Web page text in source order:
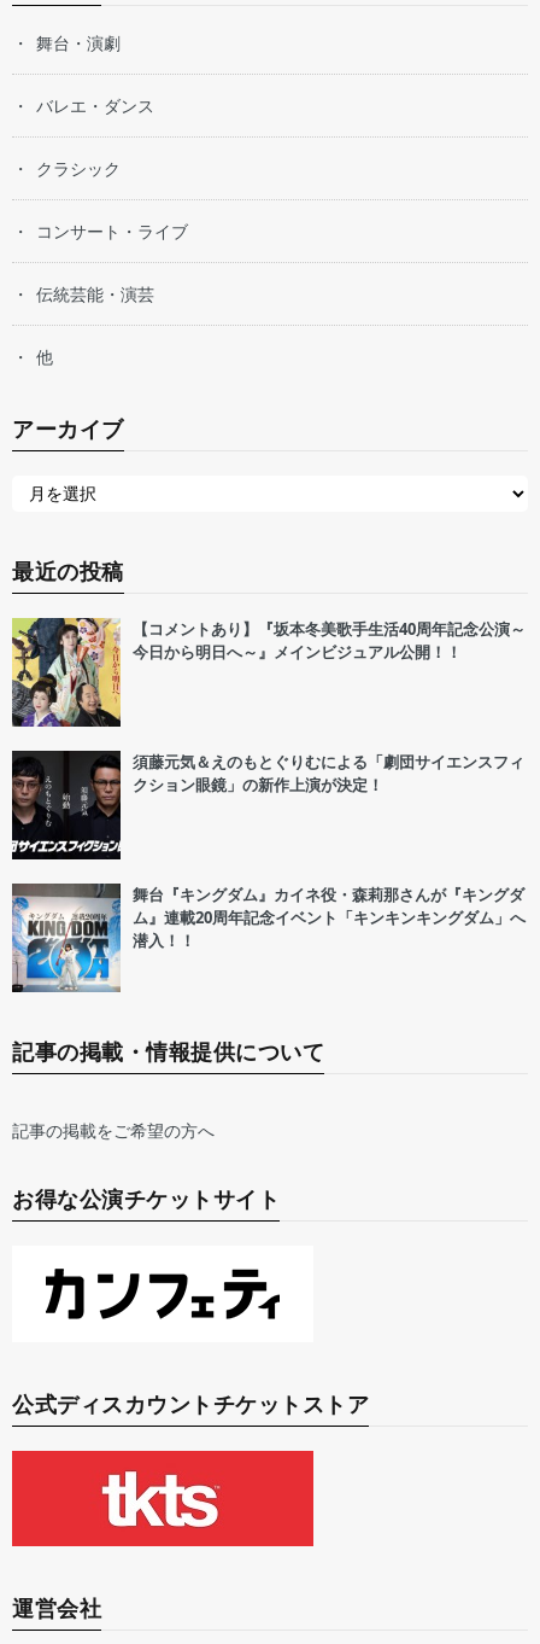
舞台・演劇
バレエ・ダンス
クラシック
コンサート・ライブ
伝統芸能・演芸
他
アーカイブ
最近の投稿
【コメントあり】『坂本冬美歌手生活40周年記念公演～
今日から明日へ～』メインビジュアル公開！！
須藤元気＆えのもとぐりむによる「劇団サイエンスフィ
クション眼鏡」の新作上演が決定！
舞台『キングダム』カイネ役・森莉那さんが『キングダ
ム』連載20周年記念イベント「キンキンキングダム」へ
潜入！！
記事の掲載・情報提供について
記事の掲載をご希望の方へ
お得な公演チケットサイト
公式ディスカウントチケットストア
運営会社